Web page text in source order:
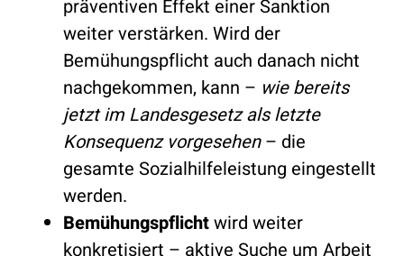
präventiven Effekt einer Sanktion
weiter verstärken. Wird der
Bemühungspflicht auch danach nicht
nachgekommen, kann – wie bereits
jetzt im Landesgesetz als letzte
Konsequenz vorgesehen– die
gesamte Sozialhilfeleistung eingestellt
werden.
Bemühungspflichtwird weiter
konkretisiert – aktive Suche um Arbeit